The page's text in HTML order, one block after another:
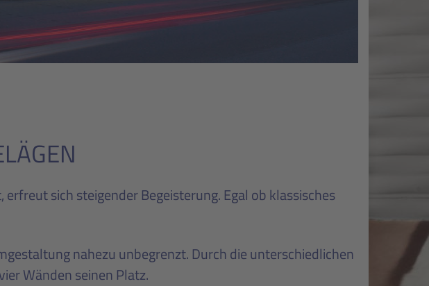
sich steigender Begeisterung. Egal ob klassisches
nahezu unbegrenzt. Durch die unterschiedlichen
Wänden seinen Platz.